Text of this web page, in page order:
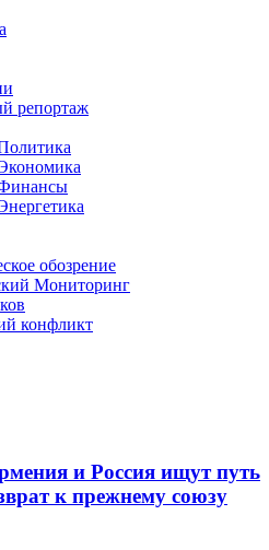
репортаж
обозрение
Мониторинг
конфликт
и Россия ищут путь
к прежнему союзу